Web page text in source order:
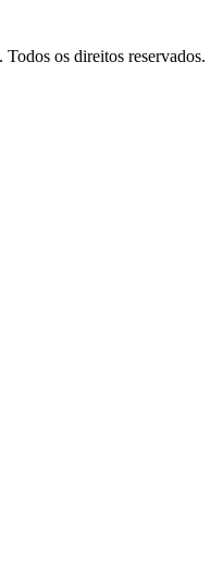
os direitos reservados.